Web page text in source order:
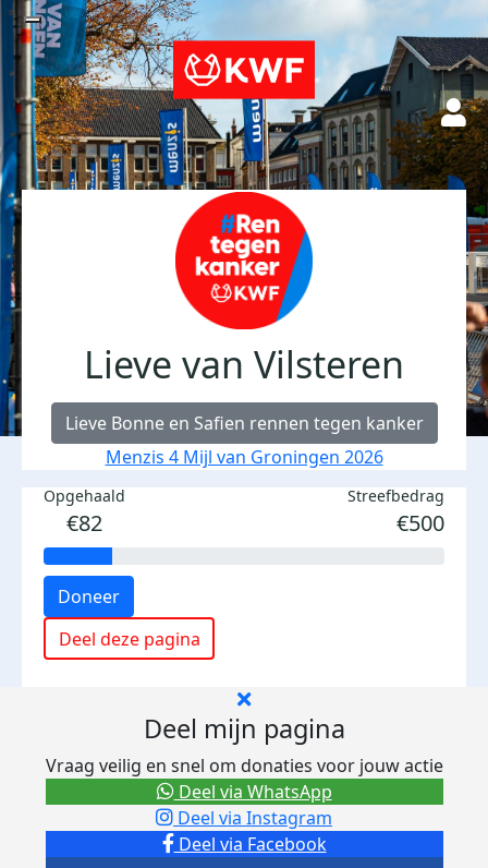
Lieve van Vilsteren
Lieve Bonne en Safien rennen tegen kanker
Menzis 4 Mijl van Groningen 2026
Opgehaald
€82
Streefbedrag
€500
Doneer
Deel deze pagina
Deel mijn pagina
Vraag veilig en snel om donaties voor jouw actie
Deel via Facebook
Deel via Instagram
Deel via WhatsApp